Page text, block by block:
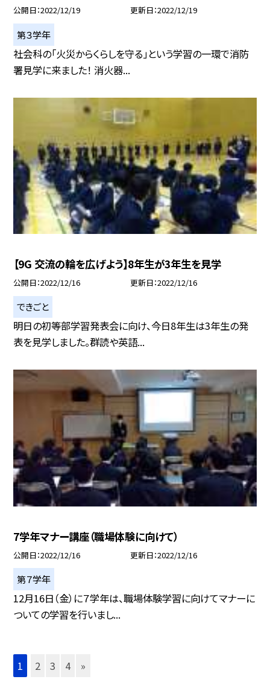
公開日 2022/12/19 更新日 2022/12/19
第３学年
社会科の「火災からくらしを守る」という学習の一環で消防
署見学に来ました！ 消火器...
【9G 交流の輪を広げよう】8年生が3年生を見学
公開日 2022/12/16 更新日 2022/12/16
できごと
明日の初等部学習発表会に向け、今日8年生は3年生の発
表を見学しました。群読や英語...
7学年マナー講座（職場体験に向けて）
公開日 2022/12/16 更新日 2022/12/16
第７学年
12月16日（金）に７学年は、職場体験学習に向けてマナーに
ついての学習を行いまし...
1 2 3 4 »